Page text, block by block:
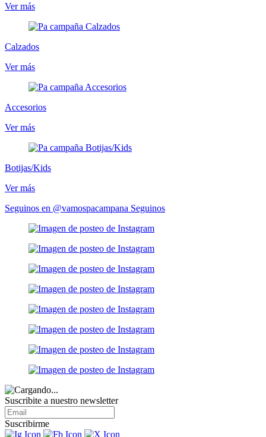
Ver más
Calzados
Ver más
Accesorios
Ver más
Botijas/Kids
Ver más
Seguinos en @vamospacampana Seguinos
Suscribite a nuestro newsletter
Suscribirme